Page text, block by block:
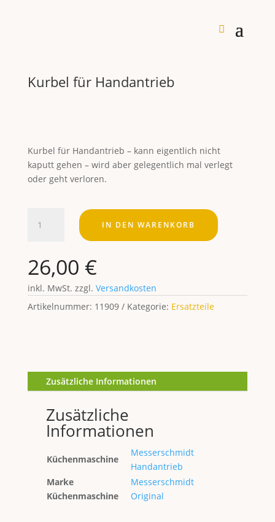
Kurbel für Handantrieb
Kurbel für Handantrieb – kann eigentlich nicht
kaputt gehen – wird aber gelegentlich mal verlegt
oder geht verloren.
IN DEN WARENKORB
26,00 €
inkl. MwSt. zzgl. Versandkosten
Artikelnummer: 11909 Kategorie: Ersatzteile
Zusätzliche Informationen
Zusätzliche
Informationen
Küchenmaschine
Messerschmidt
Handantrieb
Marke
Küchenmaschine
Messerschmidt
Original